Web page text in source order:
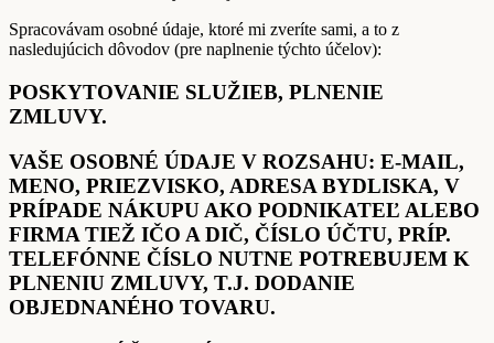
Spracovávam osobné údaje, ktoré mi zveríte sami, a to z
nasledujúcich dôvodov (pre naplnenie týchto účelov):
POSKYTOVANIE SLUŽIEB, PLNENIE
ZMLUVY.
VAŠE OSOBNÉ ÚDAJE V ROZSAHU: E-MAIL,
MENO, PRIEZVISKO, ADRESA BYDLISKA, V
PRÍPADE NÁKUPU AKO PODNIKATEĽ ALEBO
FIRMA TIEŽ IČO A DIČ, ČÍSLO ÚČTU, PRÍP.
TELEFÓNNE ČÍSLO NUTNE POTREBUJEM K
PLNENIU ZMLUVY, T.J. DODANIE
OBJEDNANÉHO TOVARU.